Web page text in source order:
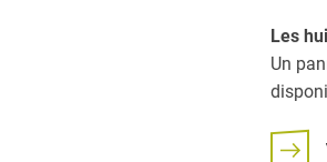
Les
Un